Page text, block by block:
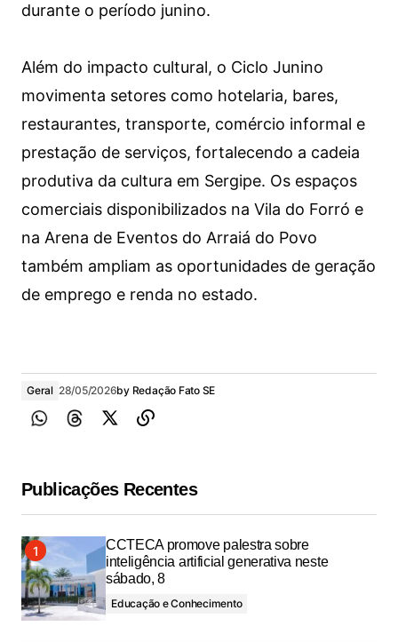
durante o período junino.
Além do impacto cultural, o Ciclo Junino
movimenta setores como hotelaria, bares,
restaurantes, transporte, comércio informal e
prestação de serviços, fortalecendo a cadeia
produtiva da cultura em Sergipe. Os espaços
comerciais disponibilizados na Vila do Forró e
na Arena de Eventos do Arraiá do Povo
também ampliam as oportunidades de geração
de emprego e renda no estado.
Geral 28/05/2026by Redação Fato SE
Publicações Recentes
CCTECA promove palestra sobre
inteligência artificial generativa neste
sábado, 8
Educação e Conhecimento